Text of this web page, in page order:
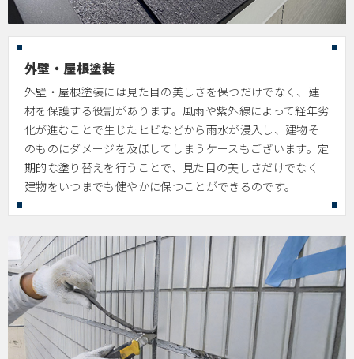
外壁・屋根塗装
外壁・屋根塗装には見た目の美しさを保つだけでなく、建
材を保護する役割があります。風雨や紫外線によって経年劣
化が進むことで生じたヒビなどから雨水が浸入し、建物そ
のものにダメージを及ぼしてしまうケースもございます。定
期的な塗り替えを行うことで、見た目の美しさだけでなく
建物をいつまでも健やかに保つことができるのです。